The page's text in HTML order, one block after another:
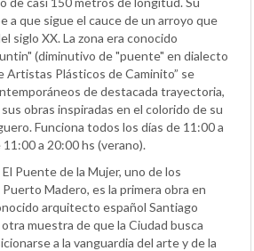
a que sigue el cauce de un arroyo que
siglo XX. La zona era conocido
(diminutivo de "puente" en dialecto
Artistas Plásticos de Caminito” se
de destacada trayectoria,
obras inspiradas en el colorido de su
Funciona todos los días de 11:00 a
a 20:00 hs (verano).
El Puente de la Mujer, uno de los
Madero, es la primera obra en
arquitecto español Santiago
muestra de que la Ciudad busca
a la vanguardia del arte y de la